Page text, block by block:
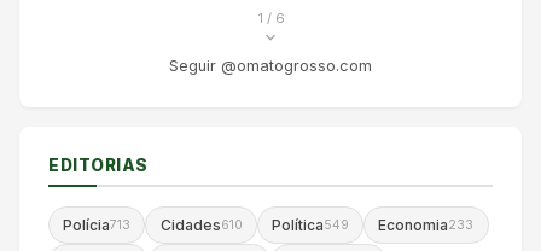
1 / 6
Seguir @omatogrosso.com
EDITORIAS
Polícia713 Cidades610 Política549 Economia233